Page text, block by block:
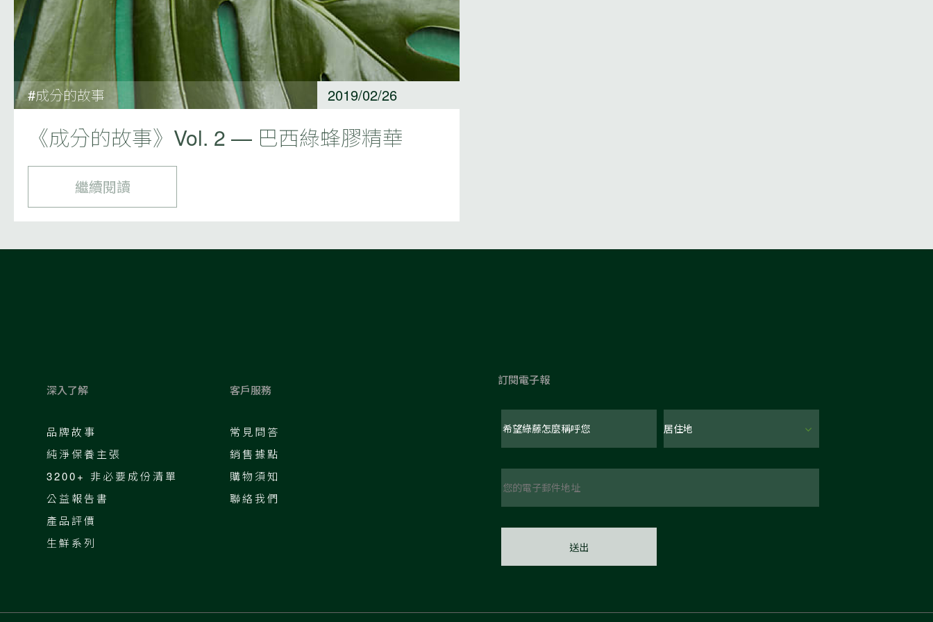
#成分的故事 2019/02/26
《成分的故事》Vol. 2 — 巴西綠蜂膠精華
繼續閱讀
深入了解
品牌故事
純淨保養主張
3200+ 非必要成份清單
公益報告書
產品評價
生鮮系列
客戶服務
常見問答
銷售據點
購物須知
聯絡我們
訂閱電子報